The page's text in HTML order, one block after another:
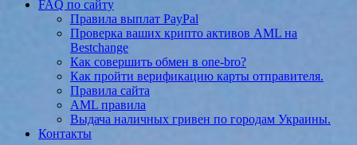
FAQ по сайту
Правила выплат PayPal
Проверка ваших крипто активов AML на
Bestchange
Как совершить обмен в one-bro?
Как пройти верификацию карты отправителя.
Правила сайта
AML правила
Выдача наличных гривен по городам Украины.
Контакты